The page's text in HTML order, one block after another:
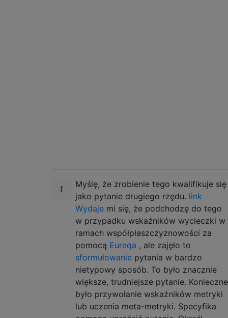
Myślę, że zrobienie tego kwalifikuje się
jako pytanie drugiego rzędu. link
Wydaje mi się, że podchodzę do tego
w przypadku wskaźników wycieczki w
ramach współpłaszczyznowości za
pomocą Eureqa , ale zajęło to
sformułowanie pytania w bardzo
nietypowy sposób. To było znacznie
większe, trudniejsze pytanie. Konieczne
było przywołanie wskaźników metryki
lub uczenia meta-metryki. Specyfika